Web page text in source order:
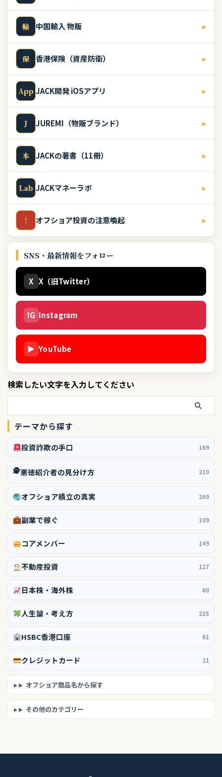
輸 中国輸入 物販 ▸
保 香港保険（資産防衛） ▸
App JACK開発 iOSアプリ ▸
J JUREMI（物販ブランド） ▸
本 JACKの著書（11冊） ▸
Lab JACKマネーラボ ▸
! オフショア投資の注意喚起 ▸
SNS・最新情報をフォロー
X X（旧Twitter）
IG Instagram
▶ YouTube
検索したい文字を入力してください
テーマから探す
投資詐欺の手口 169
🕵️悪徳紹介者の見分け方 210
オフショア積立の真実 269
副業で稼ぐ 109
コアメンバー 149
不動産投資 127
日本株・海外株 60
人生論・考え方 235
HSBC香港口座 61
クレジットカード 21
オフショア商品名から探す
その他のカテゴリー